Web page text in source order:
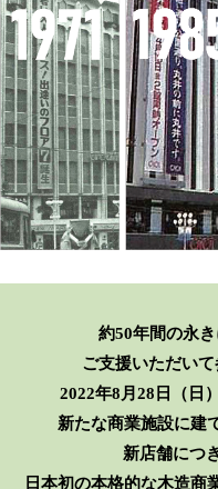
約50年間の永き
ご支援いただいて
2022年8月28日（日
新たな商業施設に建
新店舗につ
日本初の本格的な木造商